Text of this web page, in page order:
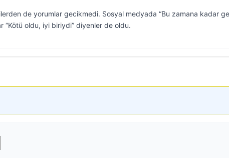
de yorumlar gecikmedi. Sosyal medyada “Bu zamana kadar
“Kötü oldu, iyi biriydi” diyenler de oldu.